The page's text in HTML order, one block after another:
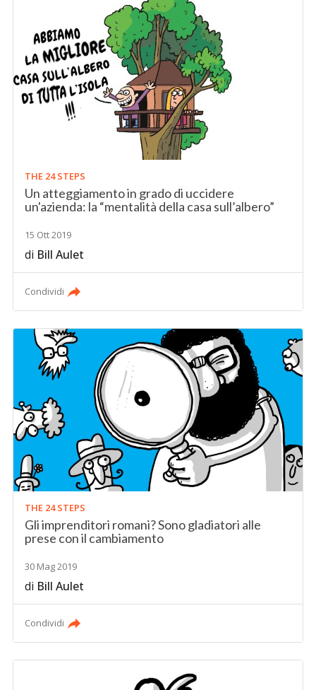
THE 24 STEPS
Un atteggiamento in grado di uccidere
un'azienda: la “mentalità della casa sull’albero”
15 Ott 2019
di Bill Aulet
Condividi
THE 24 STEPS
Gli imprenditori romani? Sono gladiatori alle
prese con il cambiamento
30 Mag 2019
di Bill Aulet
Condividi